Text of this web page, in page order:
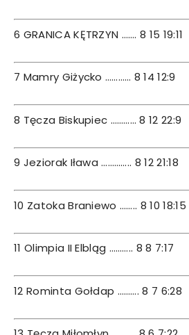
6 GRANICA KĘTRZYN ……. 8 15 19:11
7 Mamry Giżycko ………… 8 14 12:9
8 Tęcza Biskupiec ………… 8 12 22:9
9 Jeziorak Iława ………….. 8 12 21:18
10 Zatoka Braniewo …….. 8 10 18:15
11 Olimpia II Elbląg ……….. 8 8 7:17
12 Rominta Gołdap ………. 8 7 6:28